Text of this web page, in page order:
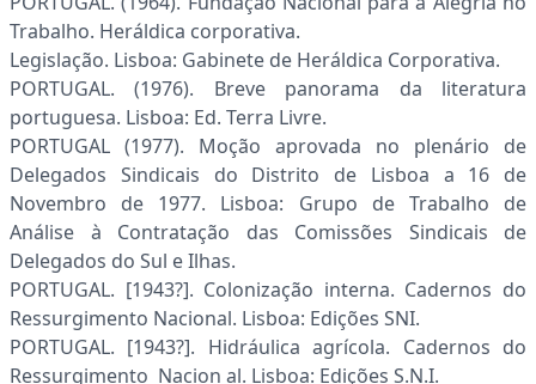
Trabalho. Heráldica corporativa.
Legislação. Lisboa: Gabinete de Heráldica Corporativa.
PORTUGAL. (1976). Breve panorama da literatura
portuguesa. Lisboa: Ed. Terra Livre.
PORTUGAL (1977). Moção aprovada no plenário de
Delegados Sindicais do Distrito de Lisboa a 16 de
Novembro de 1977. Lisboa: Grupo de Trabalho de
Análise à Contratação das Comissões Sindicais de
Delegados do Sul e Ilhas.
PORTUGAL. [1943?]. Colonização interna. Cadernos do
Ressurgimento Nacional. Lisboa: Edições SNI.
PORTUGAL. [1943?]. Hidráulica agrícola. Cadernos do
Ressurgimento Nacion al. Lisboa: Edições S.N.I.